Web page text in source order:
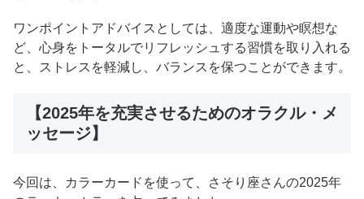
ワンポイントアドバイスとしては、適度な運動や瞑想な
ど、心身をトータルでリフレッシュする習慣を取り入れる
と、ストレスを軽減し、バランスを保つことができます。
【2025年を充実させるためのオラクル・メ
ッセージ】
今回は、カラーカードを使って、さそり座さんの2025年